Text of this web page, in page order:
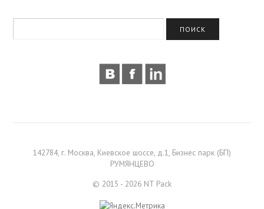
142784, г. Москва, Киевское шоссе, д.1, Бизнес парк (БП)
РУМЯНЦЕВО
© 2015 - 2026 NT Pack